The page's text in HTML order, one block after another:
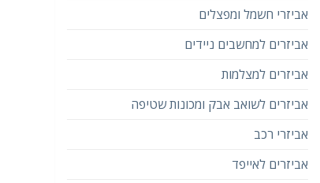
אביזרי חשמל ומפצלים
אביזרים למחשבים ניידים
אביזרים למצלמות
אביזרים לשואב אבק ומכונות שטיפה
אביזרי רכב
אביזרים לאייפד